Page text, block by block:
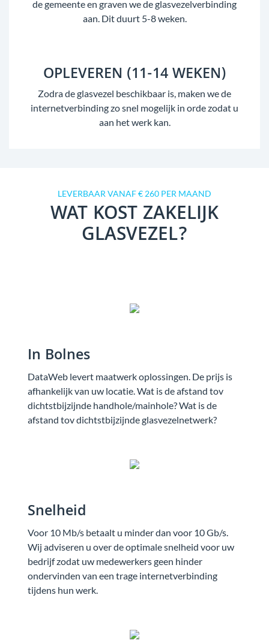
de gemeente en graven we de glasvezelverbinding
aan. Dit duurt 5-8 weken.
OPLEVEREN (11-14 WEKEN)
Zodra de glasvezel beschikbaar is, maken we de
internetverbinding zo snel mogelijk in orde zodat u
aan het werk kan.
LEVERBAAR VANAF € 260 PER MAAND
WAT KOST ZAKELIJK
GLASVEZEL?
In Bolnes
DataWeb levert maatwerk oplossingen. De prijs is
afhankelijk van uw locatie. Wat is de afstand tov
dichtstbijzijnde handhole/mainhole? Wat is de
afstand tov dichtstbijzijnde glasvezelnetwerk?
Snelheid
Voor 10 Mb/s betaalt u minder dan voor 10 Gb/s.
Wij adviseren u over de optimale snelheid voor uw
bedrijf zodat uw medewerkers geen hinder
ondervinden van een trage internetverbinding
tijdens hun werk.